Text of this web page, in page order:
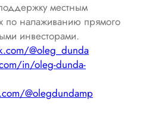
местным
по налаживанию прямого
инвесторами.
@oleg_dunda
in/oleg-dunda-
@olegdundamp